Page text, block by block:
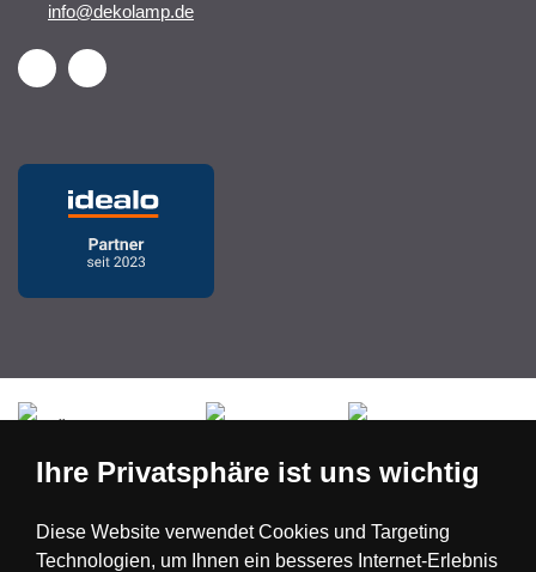
info@dekolamp.de
Ihre Privatsphäre ist uns wichtig
Diese Website verwendet Cookies und Targeting
Technologien, um Ihnen ein besseres Internet-Erlebnis